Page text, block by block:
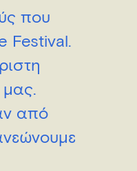
που
Festival.
μας.
από